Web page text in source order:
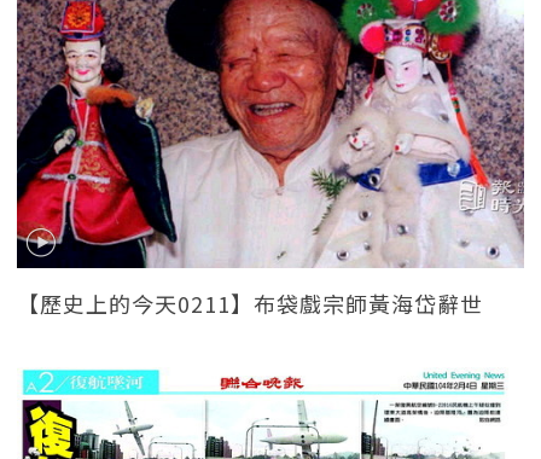
【歷史上的今天0211】布袋戲宗師黃海岱辭世